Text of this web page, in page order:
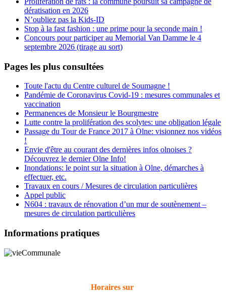
dératisation en 2026
N’oubliez pas la Kids-ID
Stop à la fast fashion : une prime pour la seconde main !
Concours pour participer au Memorial Van Damme le 4
septembre 2026 (tirage au sort)
Pages les plus consultées
Toute l'actu du Centre culturel de Soumagne !
Pandémie de Coronavirus Covid-19 : mesures communales et
vaccination
Permanences de Monsieur le Bourgmestre
Lutte contre la prolifération des scolytes: une obligation légale
Passage du Tour de France 2017 à Olne: visionnez nos vidéos
!
Envie d'être au courant des dernières infos olnoises ?
Découvrez le dernier Olne Info!
Inondations: le point sur la situation à Olne, démarches à
effectuer, etc.
Travaux en cours / Mesures de circulation particulières
Appel public
N604 : travaux de rénovation d’un mur de soutènement –
mesures de circulation particulières
Informations pratiques
Horaires sur